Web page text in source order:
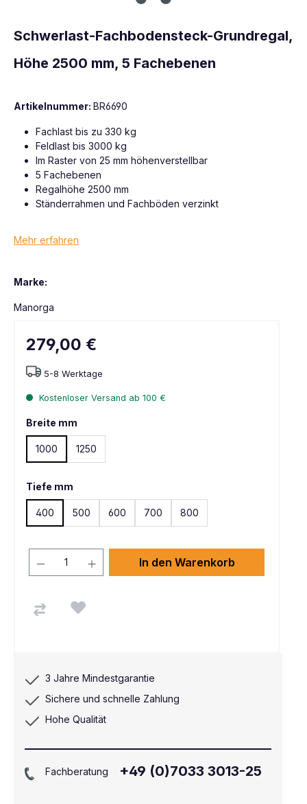
Schwerlast-Fachbodensteck-Grundregal,
Höhe 2500 mm, 5 Fachebenen
Artikelnummer: BR6690
Fachlast bis zu 330 kg
Feldlast bis 3000 kg
Im Raster von 25 mm höhenverstellbar
5 Fachebenen
Regalhöhe 2500 mm
Ständerrahmen und Fachböden verzinkt
Mehr erfahren
Marke:
Manorga
279,00 €
5-8 Werktage
Kostenloser Versand ab 100 €
Breite mm
1000 1250
Tiefe mm
400 500 600 700 800
In den Warenkorb
3 Jahre Mindestgarantie
Sichere und schnelle Zahlung
Hohe Qualität
Fachberatung +49 (0)7033 3013-25